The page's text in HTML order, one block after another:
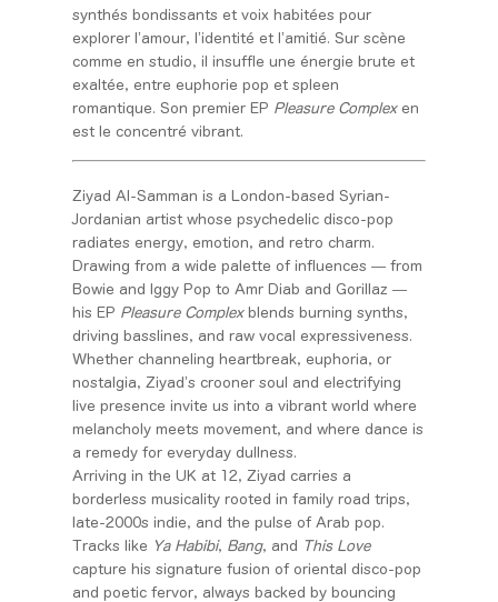
synthés bondissants et voix habitées pour
explorer l’amour, l’identité et l’amitié. Sur scène
comme en studio, il insuffle une énergie brute et
exaltée, entre euphorie pop et spleen
romantique. Son premier EP Pleasure Complexen
est le concentré vibrant.
Ziyad Al-Samman is a London-based Syrian-
Jordanian artist whose psychedelic disco-pop
radiates energy, emotion, and retro charm.
Drawing from a wide palette of influences — from
Bowie and Iggy Pop to Amr Diab and Gorillaz —
his EP Pleasure Complexblends burning synths,
driving basslines, and raw vocal expressiveness.
Whether channeling heartbreak, euphoria, or
nostalgia, Ziyad’s crooner soul and electrifying
live presence invite us into a vibrant world where
melancholy meets movement, and where dance is
a remedy for everyday dullness.
Arriving in the UK at 12, Ziyad carries a
borderless musicality rooted in family road trips,
late-2000s indie, and the pulse of Arab pop.
Tracks like
Ya Habibi, Bang, and
This Love
capture his signature fusion of oriental disco-pop
and poetic fervor, always backed by bouncing